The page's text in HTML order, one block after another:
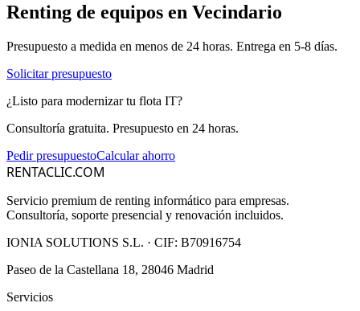
Renting de equipos en Vecindario
Presupuesto a medida en menos de 24 horas. Entrega en 5-8 días.
Solicitar presupuesto
¿Listo para modernizar tu flota IT?
Consultoría gratuita. Presupuesto en 24 horas.
Pedir presupuestoCalcular ahorro
RENTACLIC.COM
Servicio premium de renting informático para empresas.
Consultoría, soporte presencial y renovación incluidos.
IONIA SOLUTIONS S.L. · CIF: B70916754
Paseo de la Castellana 18, 28046 Madrid
Servicios